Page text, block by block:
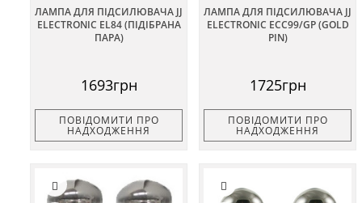
ЛАМПА ДЛЯ ПІДСИЛЮВАЧА JJ
ELECTRONIC EL84 (ПІДІБРАНА
ПАРА)
1693грн
ПОВІДОМИТИ ПРО
НАДХОДЖЕННЯ
ЛАМПА ДЛЯ ПІДСИЛЮВАЧА JJ
ELECTRONIC ECC99/GP (GOLD
PIN)
1725грн
ПОВІДОМИТИ ПРО
НАДХОДЖЕННЯ